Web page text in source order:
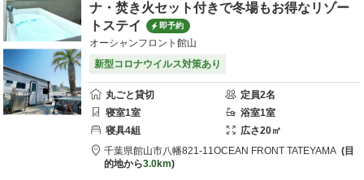
ナ・焚き火セット付きで冬場もお得なリゾー
トステイ
即予約
オーシャンフロント館山
新型コロナウイルス対策あり
丸ごと貸切 定員2名
寝室1室 浴室1室
寝具4組 広さ20㎡
千葉県館山市八幡821-11OCEAN FRONT TATEYAMA
目
的地から3.0km